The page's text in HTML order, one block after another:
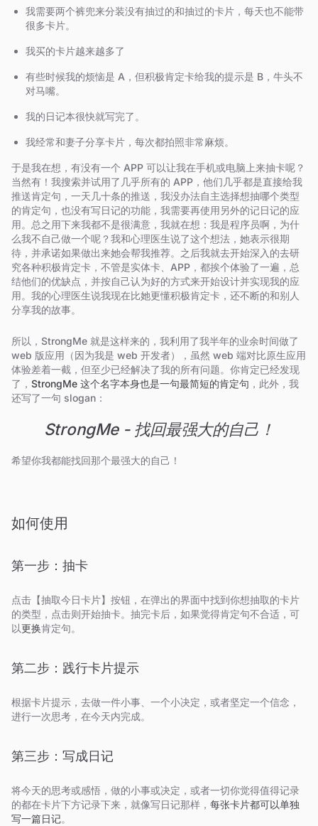
我需要两个裤兜来分装没有抽过的和抽过的卡片，每天也不能带
很多卡片。
我买的卡片越来越多了
有些时候我的烦恼是 A，但积极肯定卡给我的提示是 B，牛头不
对马嘴。
我的日记本很快就写完了。
我经常和妻子分享卡片，每次都拍照非常麻烦。
于是我在想，有没有一个 APP 可以让我在手机或电脑上来抽卡呢？
当然有！我搜索并试用了几乎所有的 APP，他们几乎都是直接给我
推送肯定句，一天几十条的推送，我没办法自主选择想抽哪个类型
的肯定句，也没有写日记的功能，我需要再使用另外的记日记的应
用。总之用下来我都不是很满意，我就在想：我是程序员啊，为什
么我不自己做一个呢？我和心理医生说了这个想法，她表示很期
待，并承诺如果做出来她会帮我推荐。之后我就去开始深入的去研
究各种积极肯定卡，不管是实体卡、APP，都挨个体验了一遍，总
结他们的优缺点，并按自己认为好的方式来开始设计并实现我的应
用。我的心理医生说我现在比她更懂积极肯定卡，还不断的和别人
分享我的故事。
所以，StrongMe 就是这样来的，我利用了我半年的业余时间做了
web 版应用（因为我是 web 开发者），虽然 web 端对比原生应用
体验差着一截，但至少已经解决了我的所有问题。你肯定已经发现
了， StrongMe 这个名字本身也是一句最简短的肯定句 ，此外，我
还写了一句 slogan：
StrongMe - 找回最强大的自己！
希望你我都能找回那个最强大的自己！
如何使用
第一步：抽卡
点击【抽取今日卡片】按钮，在弹出的界面中找到你想抽取的卡片
的类型，点击则开始抽卡。抽完卡后，如果觉得肯定句不合适，可
以更换肯定句。
第二步：践行卡片提示
根据卡片提示，去做一件小事、一个小决定，或者坚定一个信念，
进行一次思考，在今天内完成。
第三步：写成日记
将今天的思考或感悟，做的小事或决定，或者一切你觉得值得记录
的都在卡片下方记录下来，就像写日记那样， 每张卡片都可以单独
写一篇日记。